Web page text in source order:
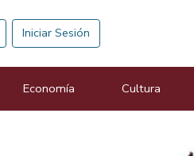
Iniciar Sesión
Economía Cultura